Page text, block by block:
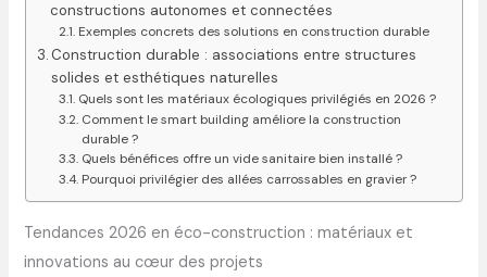
constructions autonomes et connectées
Exemples concrets des solutions en construction durable
Construction durable : associations entre structures
solides et esthétiques naturelles
Quels sont les matériaux écologiques privilégiés en 2026 ?
Comment le smart building améliore la construction
durable ?
Quels bénéfices offre un vide sanitaire bien installé ?
Pourquoi privilégier des allées carrossables en gravier ?
Tendances 2026 en éco-construction : matériaux et
innovations au cœur des projets